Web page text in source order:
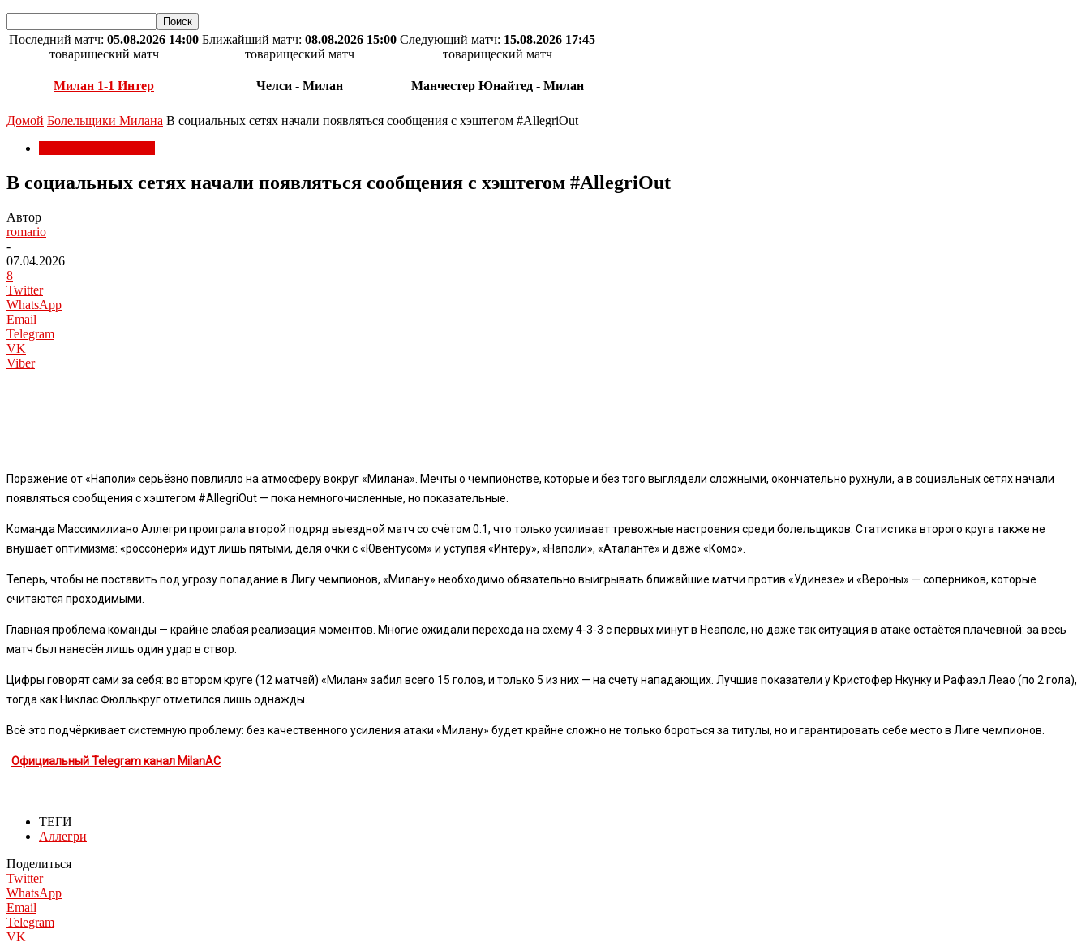
Последний матч: 05.08.2026 14:00
товарищеский матч
Милан 1-1 Интер
Ближайший матч: 08.08.2026 15:00
товарищеский матч
Челси - Милан
Следующий матч: 15.08.2026 17:45
товарищеский матч
Манчестер Юнайтед - Милан
Домой Болельщики Милана В социальных сетях начали появляться сообщения с хэштегом #AllegriOut
В социальных сетях начали появляться сообщения с хэштегом #AllegriOut
Автор
romario
-
07.04.2026
8
Twitter
WhatsApp
Email
Telegram
VK
Viber
Поражение от «Наполи» серьёзно повлияло на атмосферу вокруг «Милана». Мечты о чемпионстве, которые и без того выглядели сложными, окончательно рухнули, а в социальных сетях начали
появляться сообщения с хэштегом #AllegriOut — пока немногочисленные, но показательные.
Команда Массимилиано Аллегри проиграла второй подряд выездной матч со счётом 0:1, что только усиливает тревожные настроения среди болельщиков. Статистика второго круга также не
внушает оптимизма: «россонери» идут лишь пятыми, деля очки с «Ювентусом» и уступая «Интеру», «Наполи», «Аталанте» и даже «Комо».
Теперь, чтобы не поставить под угрозу попадание в Лигу чемпионов, «Милану» необходимо обязательно выигрывать ближайшие матчи против «Удинезе» и «Вероны» — соперников, которые
считаются проходимыми.
Главная проблема команды — крайне слабая реализация моментов. Многие ожидали перехода на схему 4-3-3 с первых минут в Неаполе, но даже так ситуация в атаке остаётся плачевной: за весь
матч был нанесён лишь один удар в створ.
Цифры говорят сами за себя: во втором круге (12 матчей) «Милан» забил всего 15 голов, и только 5 из них — на счету нападающих. Лучшие показатели у Кристофер Нкунку и Рафаэл Леао (по 2 гола),
тогда как Никлас Фюллькруг отметился лишь однажды.
Всё это подчёркивает системную проблему: без качественного усиления атаки «Милану» будет крайне сложно не только бороться за титулы, но и гарантировать себе место в Лиге чемпионов.
Официальный Telegram канал MilanAC
ТЕГИ
Аллегри
Поделиться
Twitter
WhatsApp
Email
Telegram
VK